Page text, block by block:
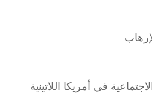
في أمريكا اللاتينية